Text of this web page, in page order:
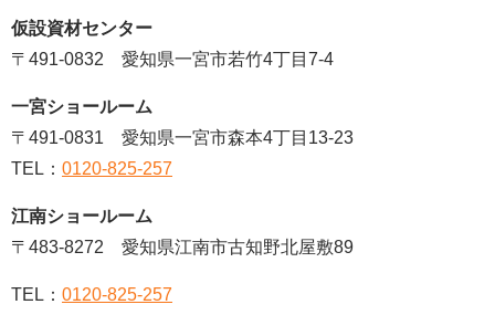
仮設資材センター
〒491-0832 愛知県一宮市若竹4丁目7-4
一宮ショールーム
〒491-0831 愛知県一宮市森本4丁目13-23
TEL： 0120-825-257
江南ショールーム
〒483-8272 愛知県江南市古知野北屋敷89
TEL： 0120-825-257